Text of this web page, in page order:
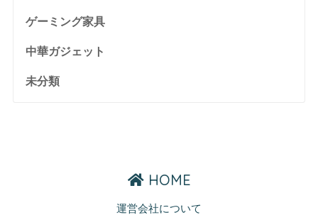
ゲーミング家具
中華ガジェット
未分類
HOME
運営会社について